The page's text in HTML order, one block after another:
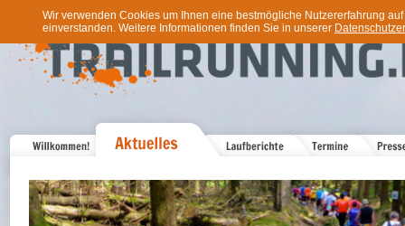
Wir verwenden Cookies um Ihnen eine bestmögliche Nutzererfahrung
einverstanden. Weitere Informationen finden Sie in unserer